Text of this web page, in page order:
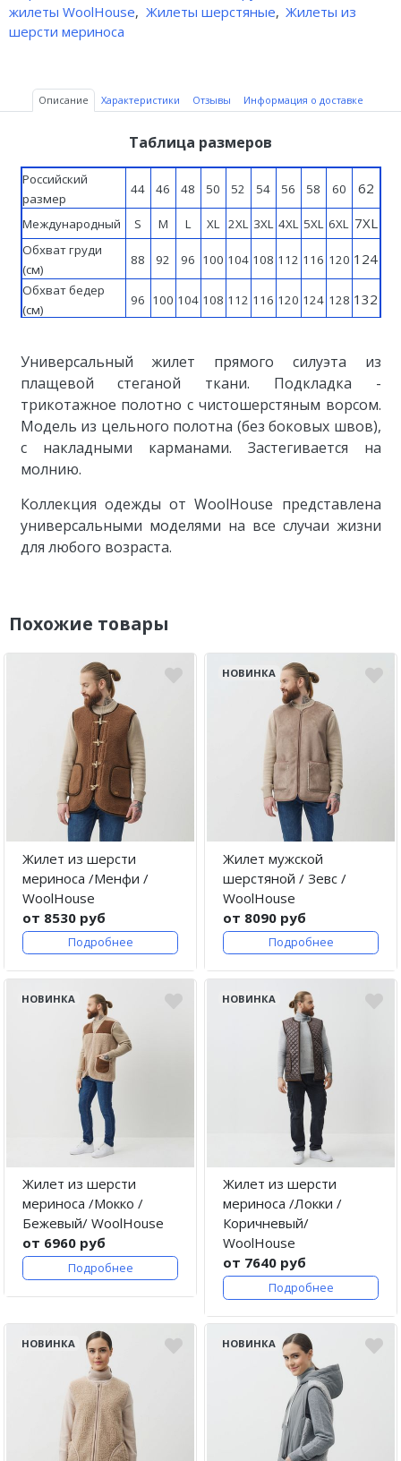
жилеты WoolHouse, Жилеты шерстяные, Жилеты из
шерсти мериноса
Описание Характеристики Отзывы Информация о доставке
Таблица размеров
Российский
размер
44 46 48 50 52 54 56 58 60 62
Международный S M L XL 2XL 3XL 4XL 5XL 6XL 7XL
Обхват груди
(см)
88 92 96 100 104 108 112 116 120 124
Обхват бедер
(см)
96 100 104 108 112 116 120 124 128 132
Универсальный жилет прямого силуэта из
плащевой стеганой ткани. Подкладка -
трикотажное полотно с чистошерстяным ворсом.
Модель из цельного полотна (без боковых швов),
с накладными карманами. Застегивается на
молнию.
Коллекция одежды от WoolHouse представлена
универсальными моделями на все случаи жизни
для любого возраста.
Похожие товары
Жилет из шерсти
мериноса /Менфи /
WoolHouse
от 8530 руб
Подробнее
НОВИНКА
Жилет мужской
шерстяной / Зевс /
WoolHouse
от 8090 руб
Подробнее
НОВИНКА
Жилет из шерсти
мериноса /Мокко /
Бежевый/ WoolHouse
от 6960 руб
Подробнее
НОВИНКА
Жилет из шерсти
мериноса /Локки /
Коричневый/
WoolHouse
от 7640 руб
Подробнее
НОВИНКА НОВИНКА